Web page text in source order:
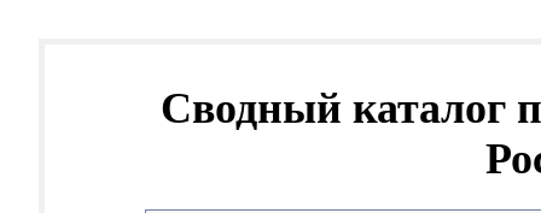
Сводный каталог